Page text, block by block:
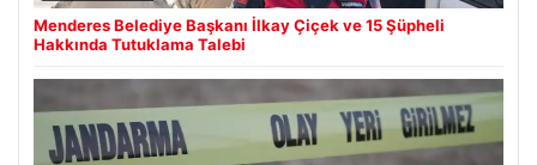
Menderes Belediye Başkanı İlkay Çiçek ve 15 Şüpheli
Hakkında Tutuklama Talebi